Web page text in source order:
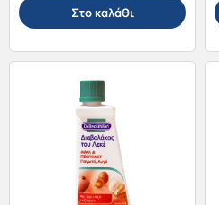
Στο καλάθι